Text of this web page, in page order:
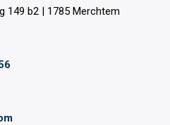
149 b2 | 1785 Merchtem